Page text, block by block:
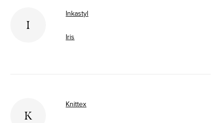
I
Inkastyl
Iris
K
Knittex